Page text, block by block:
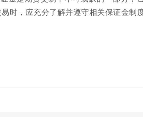
时，应充分了解并遵守相关保证金制